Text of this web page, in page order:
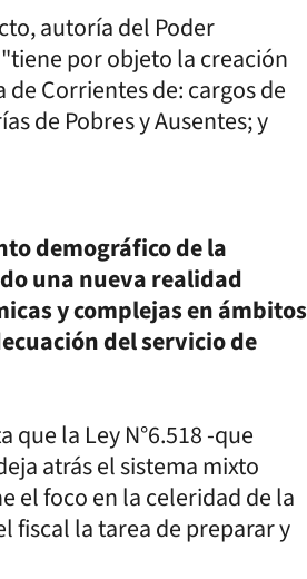
autoría del Poder
por objeto la creación
Corrientes de: cargos de
de Pobres y Ausentes; y
demográfico de la
una nueva realidad
y complejas en ámbitos
del servicio de
la Ley N°6.518 -que
atrás el sistema mixto
el foco en la celeridad de la
fiscal la tarea de preparar y